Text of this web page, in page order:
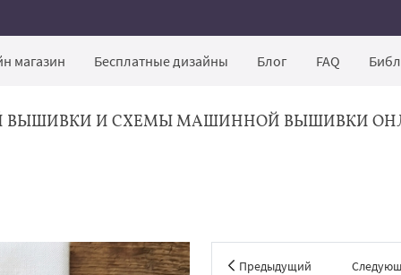
магазин Бесплатные дизайны Блог FAQ
ВЫШИВКИ И СХЕМЫ МАШИННОЙ ВЫШИВКИ
Предыдущий